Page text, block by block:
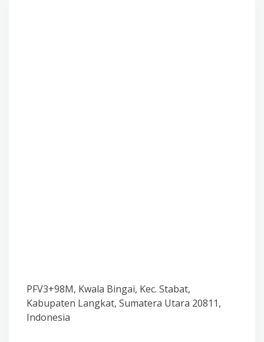
PFV3+98M, Kwala Bingai, Kec. Stabat,
Kabupaten Langkat, Sumatera Utara 20811,
Indonesia